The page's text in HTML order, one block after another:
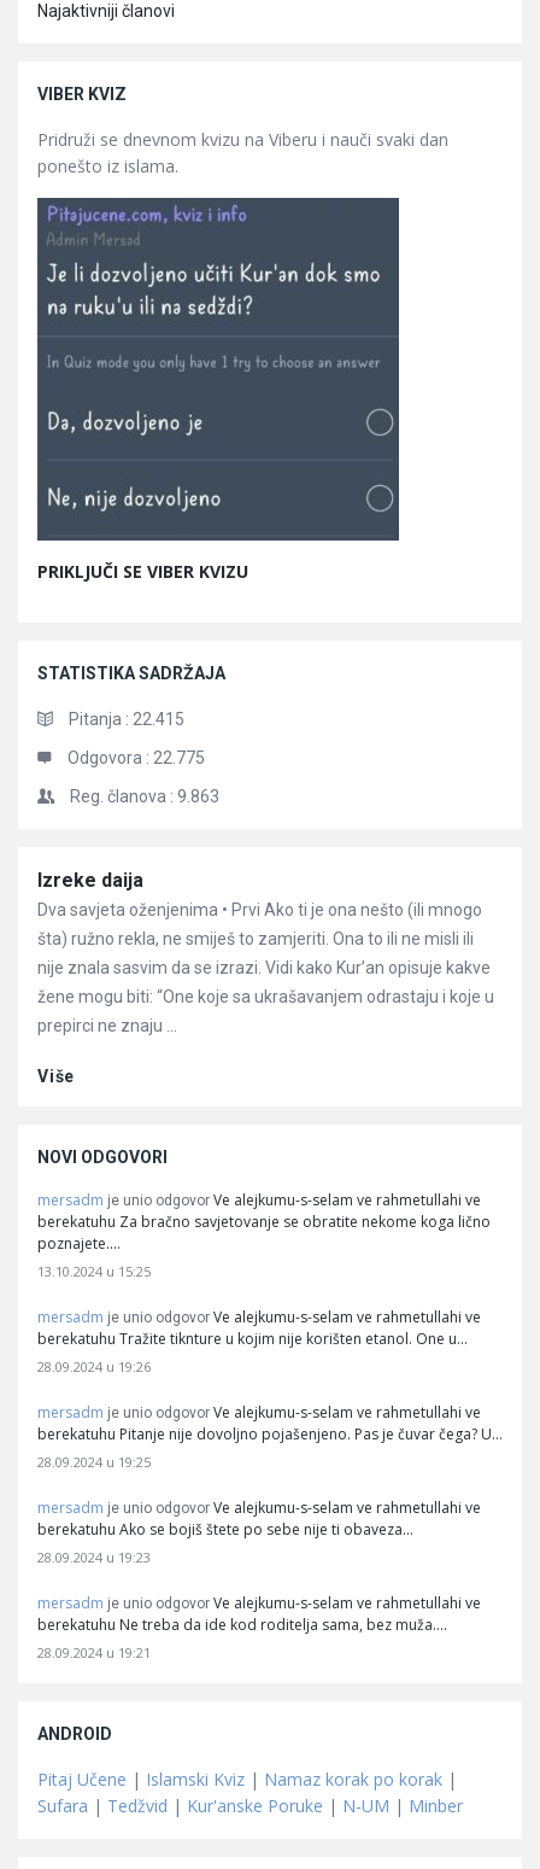
Najaktivniji članovi
VIBER KVIZ
Pridruži se dnevnom kvizu na Viberu i nauči svaki dan
ponešto iz islama.
PRIKLJUČI SE VIBER KVIZU
STATISTIKA SADRŽAJA
Pitanja : 22.415
Odgovora : 22.775
Reg. članova : 9.863
Članci
Izreke daija
Dva savjeta oženjenima • Prvi Ako ti je ona nešto (ili mnogo
šta) ružno rekla, ne smiješ to zamjeriti. Ona to ili ne misli ili
nije znala sasvim da se izrazi. Vidi kako Kur’an opisuje kakve
žene mogu biti: “One koje sa ukrašavanjem odrastaju i koje u
prepirci ne znaju ...
Više
NOVI ODGOVORI
mersadm je unio odgovor Ve alejkumu-s-selam ve rahmetullahi ve
berekatuhu Za bračno savjetovanje se obratite nekome koga lično
poznajete.…
13.10.2024 u 15:25
mersadm je unio odgovor Ve alejkumu-s-selam ve rahmetullahi ve
berekatuhu Tražite tiknture u kojim nije korišten etanol. One u…
28.09.2024 u 19:26
mersadm je unio odgovor Ve alejkumu-s-selam ve rahmetullahi ve
berekatuhu Pitanje nije dovoljno pojašenjeno. Pas je čuvar čega? U…
28.09.2024 u 19:25
mersadm je unio odgovor Ve alejkumu-s-selam ve rahmetullahi ve
berekatuhu Ako se bojiš štete po sebe nije ti obaveza…
28.09.2024 u 19:23
mersadm je unio odgovor Ve alejkumu-s-selam ve rahmetullahi ve
berekatuhu Ne treba da ide kod roditelja sama, bez muža.…
28.09.2024 u 19:21
ANDROID
Pitaj Učene | Islamski Kviz | Namaz korak po korak |
Sufara | Tedžvid | Kur'anske Poruke | N-UM | Minber